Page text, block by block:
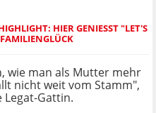
HIER GENIESST "LET'S D
wie man als Mutter mehr
nicht weit vom Stamm",
Gattin.